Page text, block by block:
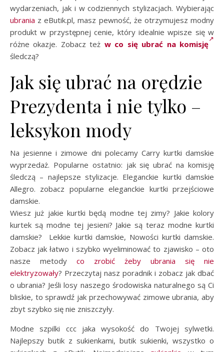
wydarzeniach, jak i w codziennych stylizacjach. Wybierając
ubrania z eButik.pl, masz pewność, że otrzymujesz modny
produkt w przystępnej cenie, który idealnie wpisze się w
różne okazje. Zobacz też w co się ubrać na komisję
śledczą?
Jak się ubrać na orędzie
Prezydenta i nie tylko –
leksykon mody
Na jesienne i zimowe dni polecamy Carry kurtki damskie
wyprzedaż. Popularne ostatnio: jak się ubrać na komisję
śledczą – najlepsze stylizacje. Eleganckie kurtki damskie
Allegro. zobacz popularne eleganckie kurtki przejściowe
damskie.
Wiesz już jakie kurtki będą modne tej zimy? Jakie kolory
kurtek są modne tej jesieni? Jakie są teraz modne kurtki
damskie? Lekkie kurtki damskie, Nowości kurtki damskie.
Zobacz jak łatwo i szybko wyeliminować to zjawisko – oto
nasze metody co zrobić żeby ubrania się nie
elektryzowały? Przeczytaj nasz poradnik i zobacz jak dbać
o ubrania? Jeśli losy naszego środowiska naturalnego są Ci
bliskie, to sprawdź jak przechowywać zimowe ubrania, aby
zbyt szybko się nie zniszczyły.
Modne szpilki ccc jaka wysokość do Twojej sylwetki.
Najlepszy butik z sukienkami, butik sukienki, wszystko o